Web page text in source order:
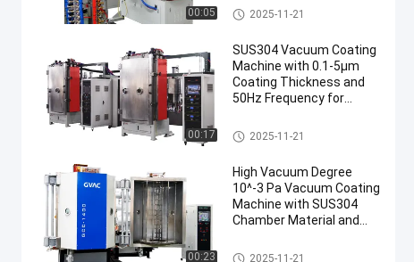
00:05
Лакировочная машина ваку
ума
2025-11-21
00:17
SUS304 Vacuum Coating
Machine with 0.1-5μm
Coating Thickness and
50Hz Frequency for
Лакировочная машина ваку
ума
2025-11-21
00:23
High Vacuum Degree
10^-3 Pa Vacuum Coating
Machine with SUS304
Chamber Material and
Thickness
Лакировочная машина ваку
2025-11-21